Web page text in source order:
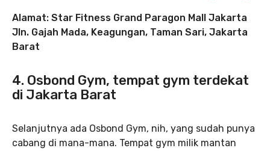
Alamat: Star Fitness Grand Paragon Mall Jakarta
Jln. Gajah Mada, Keagungan, Taman Sari, Jakarta
Barat
4. Osbond Gym, tempat gym terdekat
di Jakarta Barat
Selanjutnya ada Osbond Gym, nih, yang sudah punya
cabang di mana-mana. Tempat gym milik mantan